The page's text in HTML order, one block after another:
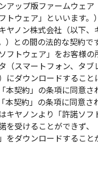
アップ版ファームウェア
トウェア」といいます。
ヤノン株式会社（以下、
）との間の法的な契約で
フトウェア」をお客様の
（スマートフォン、タブ
にダウンロードすること
本契約」の条項に同意さ
本契約」の条項に同意さ
キヤノンより「許諾ソフ
を受けることができず、
をダウンロードすること